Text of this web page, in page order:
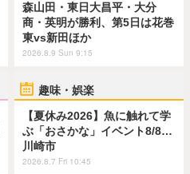
森山田・東日大昌平・大分
商・英明が勝利、第5日は花巻
東vs新田ほか
2026.8.9 Sun 9:15
趣味・娯楽
【夏休み2026】魚に触れて学
ぶ「おさかな」イベント8/8…
川崎市
2026.8.7 Fri 10:45